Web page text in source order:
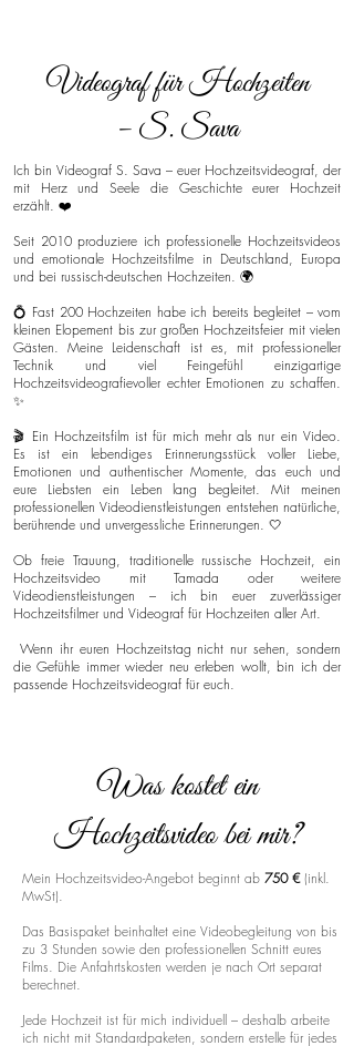
Videograf für Hochzeiten
– S. Sava
Ich bin Videograf S. Sava – euer Hochzeitsvideograf, der
mit Herz und Seele die Geschichte eurer Hochzeit
erzählt. ❤️
Seit 2010 produziere ich professionelle Hochzeitsvideos
und emotionale Hochzeitsfilme in Deutschland, Europa
und bei russisch-deutschen Hochzeiten. 🌍
💍 Fast 200 Hochzeiten habe ich bereits begleitet – vom
kleinen Elopement bis zur großen Hochzeitsfeier mit vielen
Gästen. Meine Leidenschaft ist es, mit professioneller
Technik und viel Feingefühl einzigartige
Hochzeitsvideografievoller echter Emotionen zu schaffen.
✨
🎬 Ein Hochzeitsfilm ist für mich mehr als nur ein Video.
Es ist ein lebendiges Erinnerungsstück voller Liebe,
Emotionen und authentischer Momente, das euch und
eure Liebsten ein Leben lang begleitet. Mit meinen
professionellen Videodienstleistungen entstehen natürliche,
berührende und unvergessliche Erinnerungen. 🤍
Ob freie Trauung, traditionelle russische Hochzeit, ein
Hochzeitsvideo mit Tamada oder weitere
Videodienstleistungen – ich bin euer zuverlässiger
Hochzeitsfilmer und Videograf für Hochzeiten aller Art.
Wenn ihr euren Hochzeitstag nicht nur sehen, sondern
die Gefühle immer wieder neu erleben wollt, bin ich der
passende Hochzeitsvideograf für euch.
Was kostet ein
Hochzeitsvideo bei mir?
Mein Hochzeitsvideo-Angebot beginnt ab 750 € (inkl.
MwSt).
Das Basispaket beinhaltet eine Videobegleitung von bis
zu 3 Stunden sowie den professionellen Schnitt eures
Films. Die Anfahrtskosten werden je nach Ort separat
berechnet.
Jede Hochzeit ist für mich individuell – deshalb arbeite
ich nicht mit Standardpaketen, sondern erstelle für jedes